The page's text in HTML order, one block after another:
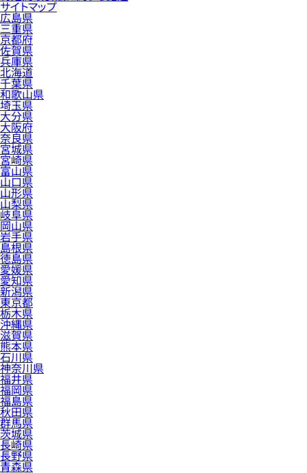
サイトマップ
広島県
三重県
京都府
佐賀県
兵庫県
北海道
千葉県
和歌山県
埼玉県
大分県
大阪府
奈良県
宮城県
宮崎県
富山県
山口県
山形県
山梨県
岐阜県
岡山県
岩手県
島根県
徳島県
愛媛県
愛知県
新潟県
東京都
栃木県
沖縄県
滋賀県
熊本県
石川県
神奈川県
福井県
福岡県
福島県
秋田県
群馬県
茨城県
長崎県
長野県
青森県